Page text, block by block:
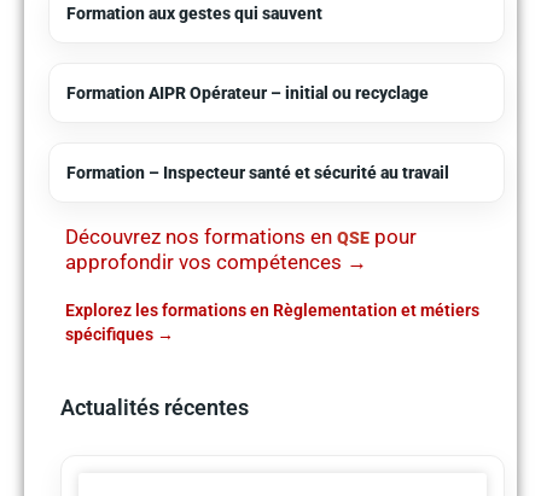
Formation aux gestes qui sauvent
Formation AIPR Opérateur – initial ou recyclage
Formation – Inspecteur santé et sécurité au travail
Découvrez nos formations en QSE pour
approfondir vos compétences →
Explorez les formations en Règlementation et métiers
spécifiques
Actualités récentes